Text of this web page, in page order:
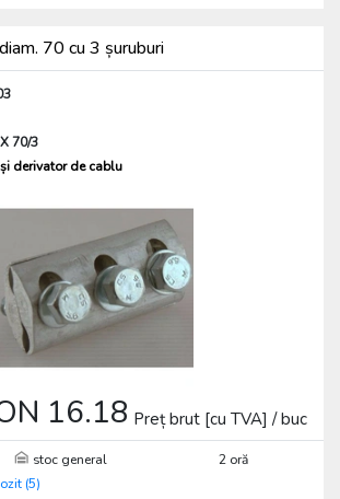
70 cu 3 șuruburi
70/3
derivator de cablu
16.18 Preț brut [cu TVA] / buc
stoc general
2 oră
(5)